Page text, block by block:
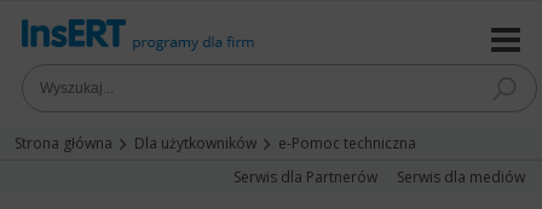
Strona główna Dla użytkowników
e-Pomoc techniczna
Serwis dla Partnerów
Serwis dla mediów